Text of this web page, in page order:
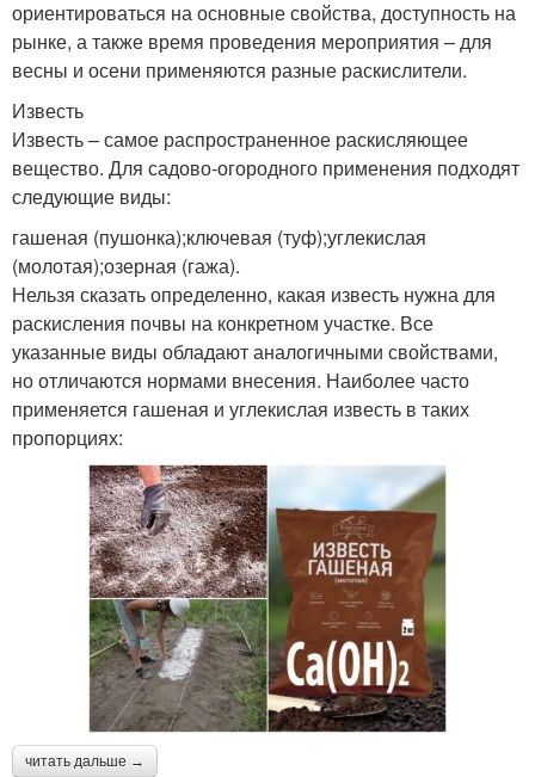
ориентироваться на основные свойства, доступность на
рынке, а также время проведения мероприятия – для
весны и осени применяются разные раскислители.
Известь
Известь – самое распространенное раскисляющее
вещество. Для садово-огородного применения подходят
следующие виды:
гашеная (пушонка);ключевая (туф);углекислая
(молотая);озерная (гажа).
Нельзя сказать определенно, какая известь нужна для
раскисления почвы на конкретном участке. Все
указанные виды обладают аналогичными свойствами,
но отличаются нормами внесения. Наиболее часто
применяется гашеная и углекислая известь в таких
пропорциях:
читать дальше →